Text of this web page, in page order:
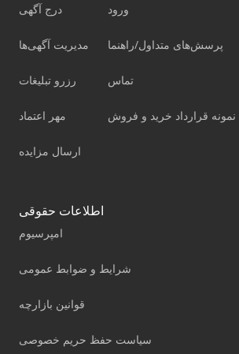
درج آگهی
مدیریت آگهی‌ها
رزرو تبلیغات
مهر اعتماد
ارسال مزایده
ورود
پرسش‌های متداول/راهنما
تماس
نمونه قرارداد خرید و فروش
اطلاعات حقوقی
امپرسیوم
شرایط و ضوابط عمومی
قوانین بازارچه
سیاست حفظ حریم خصوصی